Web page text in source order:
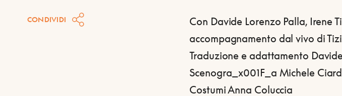
Con Davide Lorenzo Palla, Irene
accompagnamento dal vivo di
Traduzione e adattamento
Scenogra_x001F_a Michele
Costumi Anna Coluccia
CONDIVIDI